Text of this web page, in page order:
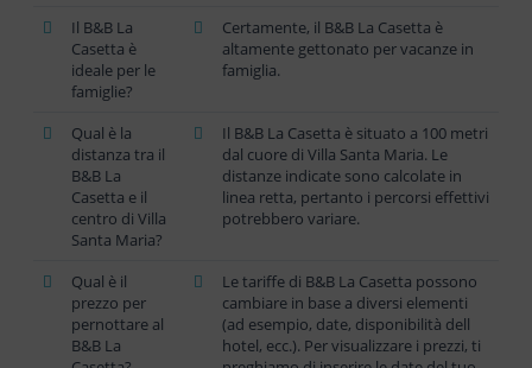
Il B&B La
Casetta è
ideale per le
famiglie?
Certamente, il B&B La Casetta è
altamente gettonato per vacanze in
famiglia.
Qual è la
distanza tra il
B&B La
Casetta e il
centro di Villa
Santa Maria?
Il B&B La Casetta è situato a 100 metri
dal cuore di Villa Santa Maria. Le
distanze indicate sono calcolate in
linea retta, pertanto i percorsi effettivi
potrebbero variare.
Qual è il
prezzo per
pernottare al
B&B La
Le tariffe di B&B La Casetta possono
cambiare in base a diversi elementi
(ad esempio, date, disponibilità dell
hotel, ecc.). Per visualizzare i prezzi, ti